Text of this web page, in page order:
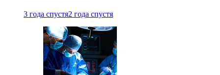
3 года спустя2 года спустя